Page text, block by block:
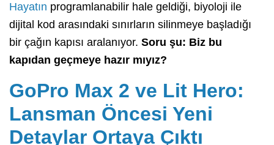
Hayatın programlanabilir hale geldiği, biyoloji ile
dijital kod arasındaki sınırların silinmeye başladığı
bir çağın kapısı aralanıyor. Soru şu: Biz bu
kapıdan geçmeye hazır mıyız?
GoPro Max 2 ve Lit Hero:
Lansman Öncesi Yeni
Detaylar Ortaya Çıktı